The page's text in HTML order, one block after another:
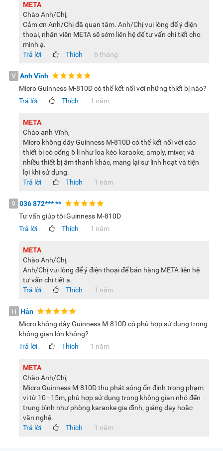
META
Chào Anh/Chị,
Cảm ơn Anh/Chị đã quan tâm. Anh/Chị vui lòng để ý điện
thoại, nhân viên META sẽ sớm liên hệ để tư vấn chi tiết cho
mình ạ.
Trả lời
Thích 6 tháng
V Anh Vĩnh
Micro Guinness M-810D có thể kết nối với những thiết bị nào?
Trả lời
Thích 1 năm
META
Chào anh Vĩnh,
Micro không dây Guinness M-810D có thể kết nối với các
thiết bị có cổng 6 li như loa kéo karaoke, amply, mixer, và
nhiều thiết bị âm thanh khác, mang lại sự linh hoạt và tiện
lợi khi sử dụng.
Trả lời
Thích 1 năm
9 036 872*****
Tư vấn giúp tôi Guinness M-810D
Trả lời
Thích 1 năm
META
Chào Anh/Chị,
Anh/Chị vui lòng để ý điện thoại để bán hàng META liên hệ
tư vấn chi tiết ạ.
Trả lời
Thích 1 năm
H Hân
Micro không dây Guinness M-810D có phù hợp sử dụng trong
không gian lớn không?
Trả lời
Thích 1 năm
META
Chào Anh/Chị,
Micro Guinness M-810D thu phát sóng ổn định trong phạm
vi từ 10 - 15m, phù hợp sử dụng trong không gian nhỏ đến
trung bình như phòng karaoke gia đình, giảng dạy hoặc
văn nghệ.
Trả lời
Thích 1 năm